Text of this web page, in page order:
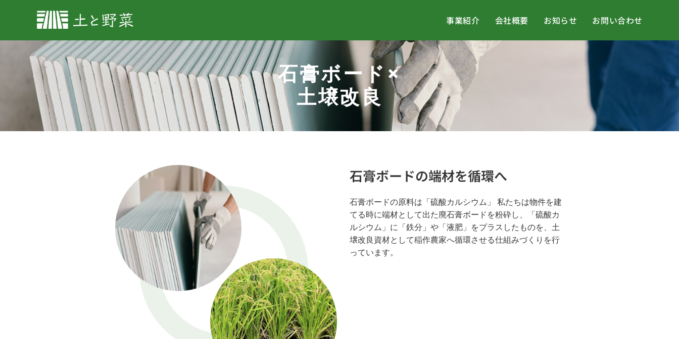
事業紹介 会社概要 お知らせ お問い合わせ
石膏ボード×
土壌改良
石膏ボードの端材を循環へ
石膏ボードの原料は「硫酸カルシウム」 私たちは物件を建
てる時に端材として出た廃石膏ボードを粉砕し、「硫酸カ
ルシウム」に「鉄分」や「液肥」をプラスしたものを、土
壌改良資材として稲作農家へ循環させる仕組みづくりを行
っています。